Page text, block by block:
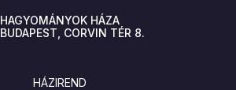
HAGYOMÁNYOK HÁZA
BUDAPEST CORVIN TÉR 8.
HÁZIREND